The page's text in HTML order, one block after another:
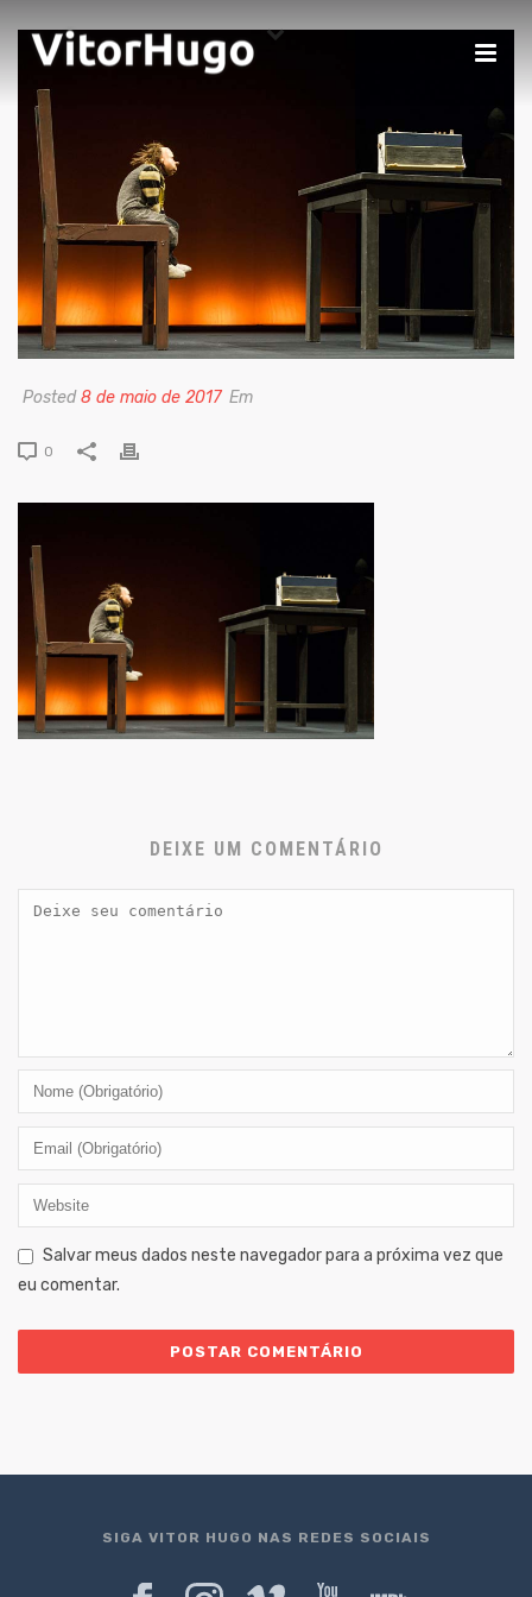
Posted8 de maio de 2017 Em
0
DEIXE UM COMENTÁRIO
Salvar meus dados neste navegador para a próxima vez que
eu comentar.
SIGA VITOR HUGO NAS REDES SOCIAIS